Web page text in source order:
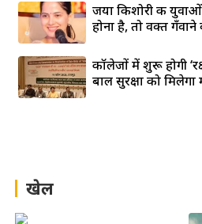
जया किशोरी की
होना है, तो वक्त गँवाने
कॉलेजों में शुरू होगी
बाल सुरक्षा को
खेल